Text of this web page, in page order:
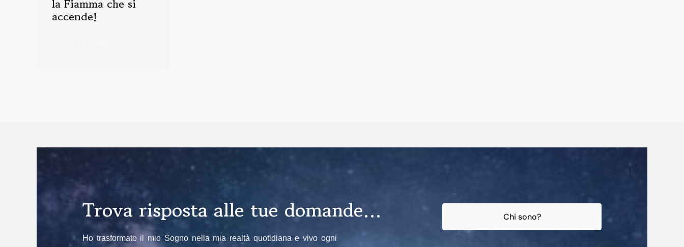
la Fiamma che si
accende!
Trova risposta alle tue domande…
Ho trasformato il mio Sogno nella mia realtà quotidiana e vivo ogni
Chi sono?